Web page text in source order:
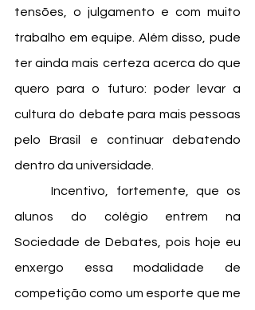
tensões, o julgamento e com muito
trabalho em equipe. Além disso, pude
ter ainda mais certeza acerca do que
quero para o futuro: poder levar a
cultura do debate para mais pessoas
pelo Brasil e continuar debatendo
dentro da universidade.
	Incentivo, fortemente, que os
alunos do colégio entrem na
Sociedade de Debates, pois hoje eu
enxergo essa modalidade de
competição como um esporte que me